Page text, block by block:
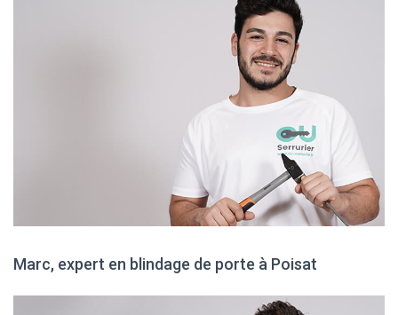
Marc, expert en blindage de porte à Poisat